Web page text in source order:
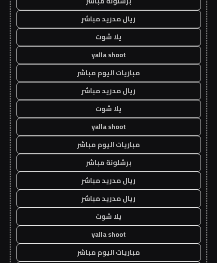
ريال مدريد مباشر
يلا شوت
yalla shoot
مباريات اليوم مباشر
ريال مدريد مباشر
يلا شوت
yalla shoot
مباريات اليوم مباشر
برشلونة مباشر
ريال مدريد مباشر
ريال مدريد مباشر
يلا شوت
yalla shoot
مباريات اليوم مباشر